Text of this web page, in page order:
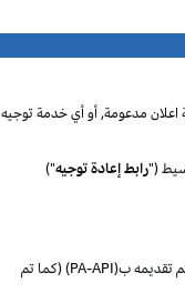
مدعومة, أو أي خدمة توجيه
("رابط إعادة توجيه")
تقديمه ب(PA-API) (كما تم